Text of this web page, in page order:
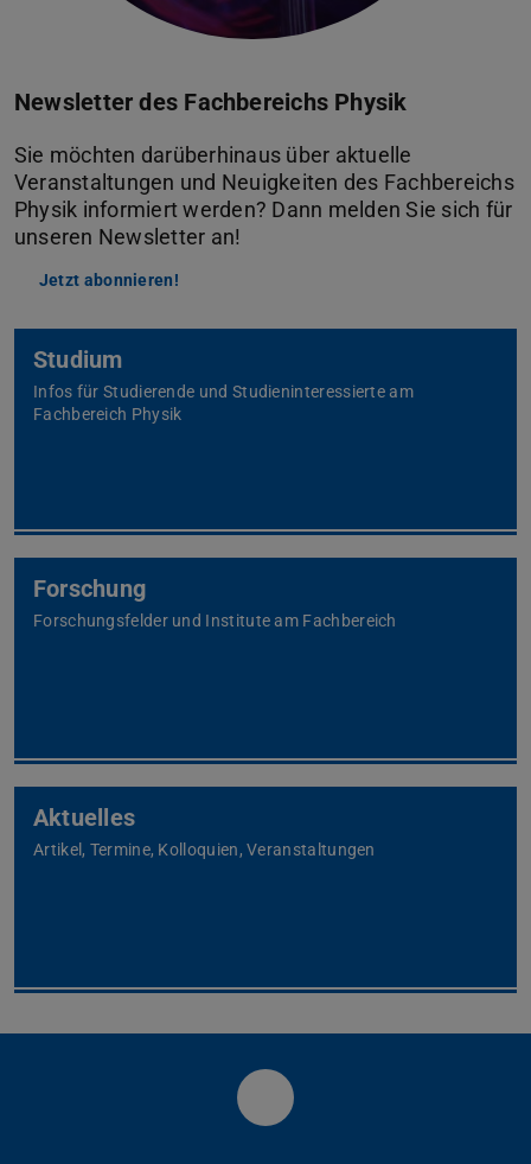
Newsletter des Fachbereichs Physik
Sie möchten darüberhinaus über aktuelle
Veranstaltungen und Neuigkeiten des Fachbereichs
Physik informiert werden? Dann melden Sie sich für
unseren Newsletter an!
Jetzt abonnieren!
Studium
Infos für Studierende und Studieninteressierte am
Fachbereich Physik
Forschung
Forschungsfelder und Institute am Fachbereich
Aktuelles
Artikel, Termine, Kolloquien, Veranstaltungen
Fachbereich Physik der